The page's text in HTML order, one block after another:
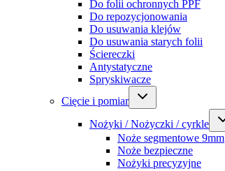
Do folii ochronnych PPF
Do repozycjonowania
Do usuwania klejów
Do usuwania starych folii
Ściereczki
Antystatyczne
Spryskiwacze
Cięcie i pomiar
Nożyki / Nożyczki / cyrkle
Noże segmentowe 9mm
Noże bezpieczne
Nożyki precyzyjne